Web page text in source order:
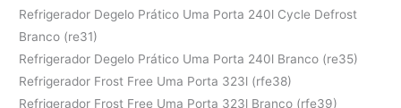
Refrigerador Degelo Prático Uma Porta 240l Cycle Defrost
Branco (re31)
Refrigerador Degelo Prático Uma Porta 240l Branco (re35)
Refrigerador Frost Free Uma Porta 323l (rfe38)
Refrigerador Frost Free Uma Porta 323l Branco (rfe39)